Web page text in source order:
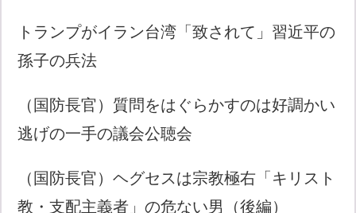
トランプがイラン台湾「致されて」習近平の
孫子の兵法
（国防長官）質問をはぐらかすのは好調かい
逃げの一手の議会公聴会
（国防長官）ヘグセスは宗教極右「キリスト
教・支配主義者」の危ない男（後編）